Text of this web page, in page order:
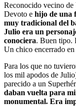
Reconocido vecino de
Devoto e hijo de una
muy tradicional del
Julio era un
conociera. Buen tipo.
Un chico encerrado
Para los que no
los mil apodos de
parecido a un
daban vuelta para
monumental. Era